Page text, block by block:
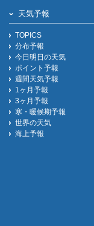
天気予報
TOPICS
分布予報
今日明日の天気
ポイント予報
週間天気予報
1ヶ月予報
3ヶ月予報
寒・暖候期予報
世界の天気
海上予報